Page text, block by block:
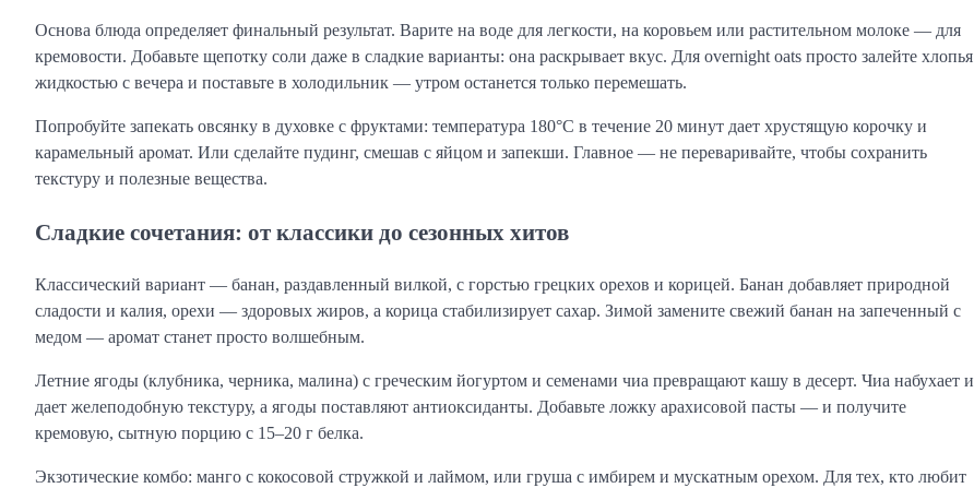
Основа блюда определяет финальный результат. Варите на воде для легкости, на коровьем или растительном молоке — для
кремовости. Добавьте щепотку соли даже в сладкие варианты: она раскрывает вкус. Для overnight oats просто залейте хлопья
жидкостью с вечера и поставьте в холодильник — утром останется только перемешать.
Попробуйте запекать овсянку в духовке с фруктами: температура 180°C в течение 20 минут дает хрустящую корочку и
карамельный аромат. Или сделайте пудинг, смешав с яйцом и запекши. Главное — не переваривайте, чтобы сохранить
текстуру и полезные вещества.
Сладкие сочетания: от классики до сезонных хитов
Классический вариант — банан, раздавленный вилкой, с горстью грецких орехов и корицей. Банан добавляет природной
сладости и калия, орехи — здоровых жиров, а корица стабилизирует сахар. Зимой замените свежий банан на запеченный с
медом — аромат станет просто волшебным.
Летние ягоды (клубника, черника, малина) с греческим йогуртом и семенами чиа превращают кашу в десерт. Чиа набухает и
дает желеподобную текстуру, а ягоды поставляют антиоксиданты. Добавьте ложку арахисовой пасты — и получите
кремовую, сытную порцию с 15–20 г белка.
Экзотические комбо: манго с кокосовой стружкой и лаймом, или груша с имбирем и мускатным орехом. Для тех, кто любит